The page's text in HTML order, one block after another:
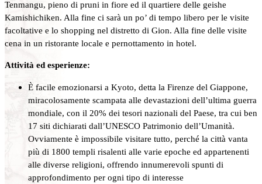
Tenmangu, pieno di pruni in fiore ed il quartiere delle geishe
Kamishichiken. Alla fine ci sarà un po’ di tempo libero per le visite
facoltative e lo shopping nel distretto di Gion. Alla fine delle visite
cena in un ristorante locale e pernottamento in hotel.
Attività ed esperienze:
È facile emozionarsi a Kyoto, detta la Firenze del Giappone,
miracolosamente scampata alle devastazioni dell’ultima guerra
mondiale, con il 20% dei tesori nazionali del Paese, tra cui ben
17 siti dichiarati dall’UNESCO Patrimonio dell’Umanità.
Ovviamente è impossibile visitare tutto, perché la città vanta
più di 1800 templi risalenti alle varie epoche ed appartenenti
alle diverse religioni, offrendo innumerevoli spunti di
approfondimento per ogni tipo di interesse